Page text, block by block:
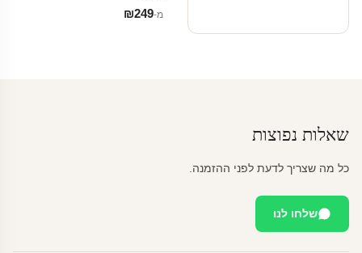
מ‑ ₪249
שאלות נפוצות
כל מה שצריך לדעת לפני ההזמנה.
שלחו לנו